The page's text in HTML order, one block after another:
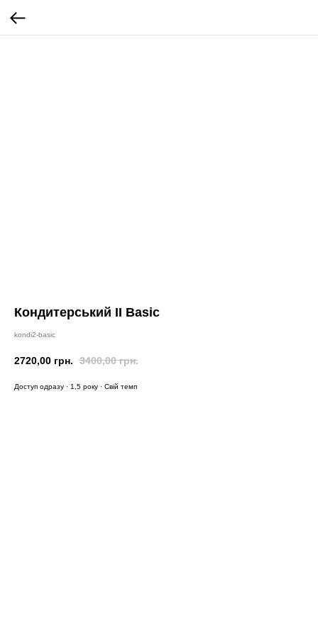
Кондитерський II Basic
kondi2-basic
2720,00 грн. 3400,00 грн.
Доступ одразу · 1,5 року · Свій темп